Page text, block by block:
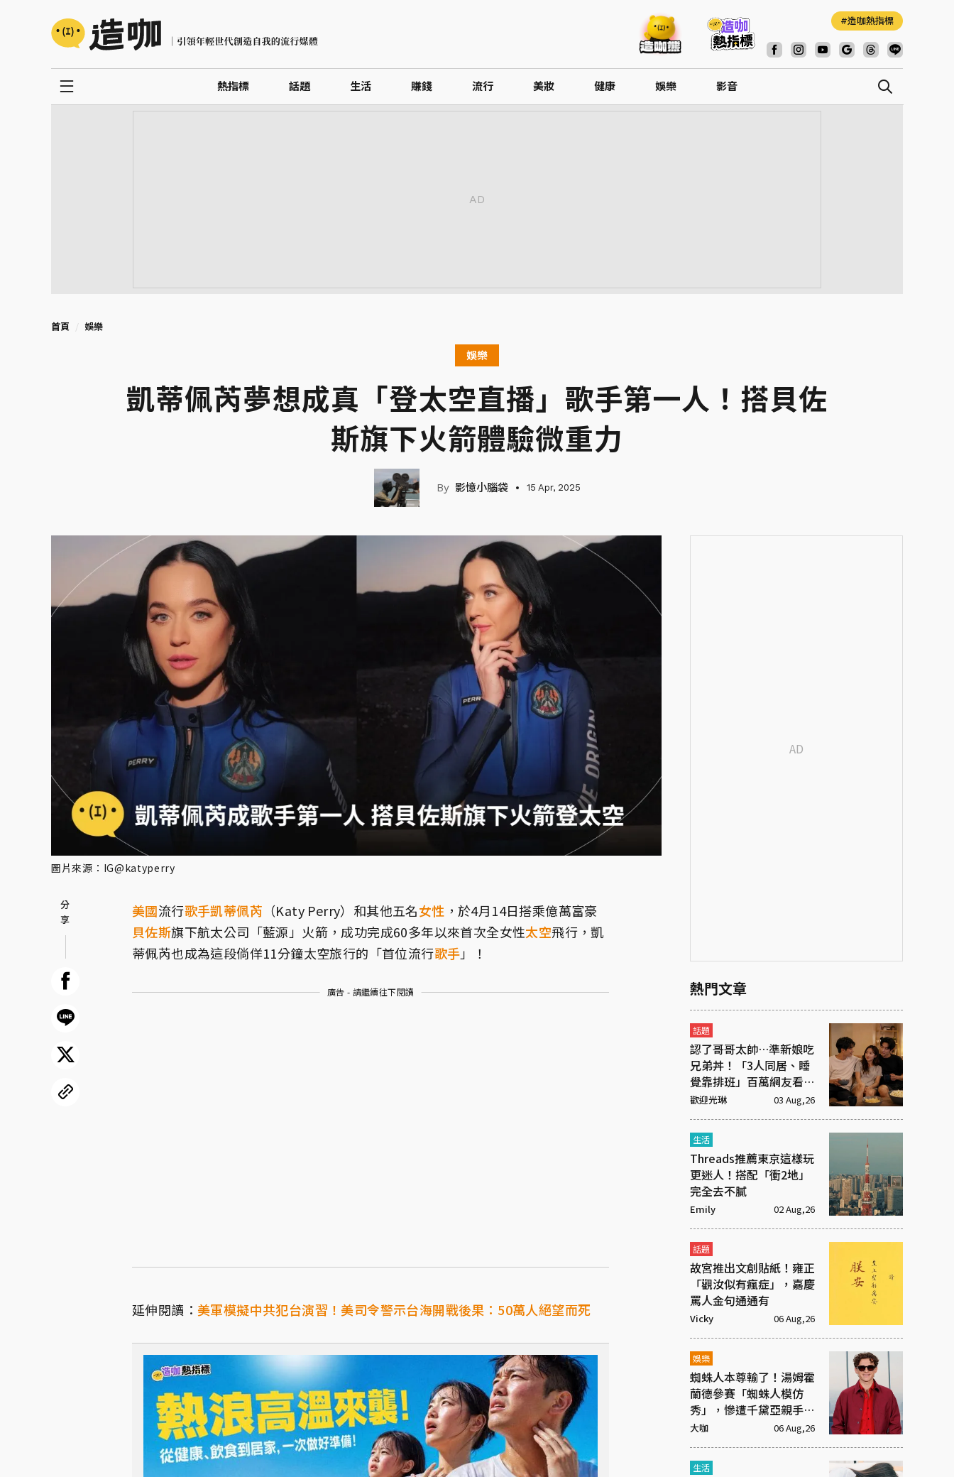
造咖熱指標
熱指標 話題 生活 賺錢 流行 美妝 健康 娛樂 影音
首頁 娛樂
娛樂
凱蒂佩芮夢想成真「登太空直播」歌手第一人！搭貝佐
斯旗下火箭體驗微重力
影憶小腦袋 15 Apr, 2025
圖片來源：IG@katyperry
美國流行歌手凱蒂佩芮 （Katy Perry）和其他五名女性 ，於4月14日搭乘億萬富豪
貝佐斯旗下航太公司「藍源」火箭，成功完成60多年以來首次全女性太空飛行，凱
蒂佩芮也成為這段倘佯11分鐘太空旅行的「首位流行歌手」！
廣告 - 請繼續往下閱讀
延伸閱讀： 美軍模擬中共犯台演習！美司令警示台海開戰後果：50萬人絕望而死
熱門文章
話題
認了哥哥太帥…準新娘吃
兄弟丼！「3人同居、睡
覺靠排班」百萬網友看傻
眼
歡迎光琳 03 Aug,26
生活
Threads推薦東京這樣玩
更迷人！搭配「衝2地」
完全去不膩
Emily 02 Aug,26
話題
故宮推出文創貼紙！雍正
「觀汝似有瘋症」，嘉慶
罵人金句通通有
Vicky 06 Aug,26
娛樂
蜘蛛人本尊輸了！湯姆霍
蘭德參賽「蜘蛛人模仿
秀」，慘遭千黛亞親手淘
汰
大咖 06 Aug,26
生活